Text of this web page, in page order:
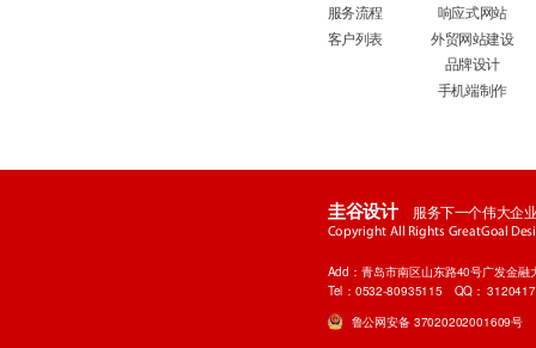
服务流程
客户列表
响应式网站
外贸网站建设
品牌设计
手机端制作
圭谷设计 服务下一个伟大企
Copyright All Rights GreatGoal
Add：青岛市南区山东路40号广发金
Tel：0532-80935115 QQ：
鲁公网安备 37020202001609号